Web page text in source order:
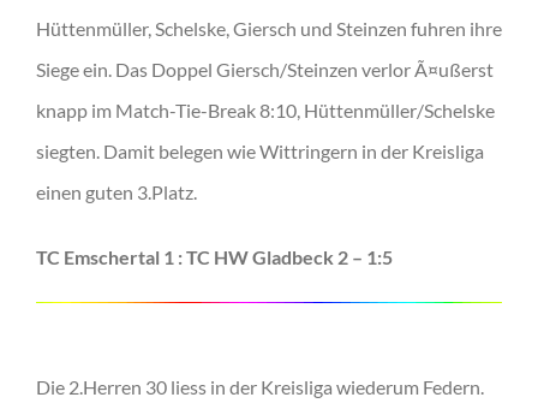
Hüttenmüller, Schelske, Giersch und Steinzen fuhren ihre
Siege ein. Das Doppel Giersch/Steinzen verlor Ã¤ußerst
knapp im Match-Tie-Break 8:10, Hüttenmüller/Schelske
siegten. Damit belegen wie Wittringern in der Kreisliga
einen guten 3.Platz.
TC Emschertal 1 : TC HW Gladbeck 2 – 1:5
Die 2.Herren 30 liess in der Kreisliga wiederum Federn.